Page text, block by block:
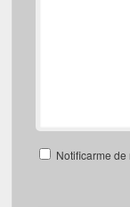
Notificarme